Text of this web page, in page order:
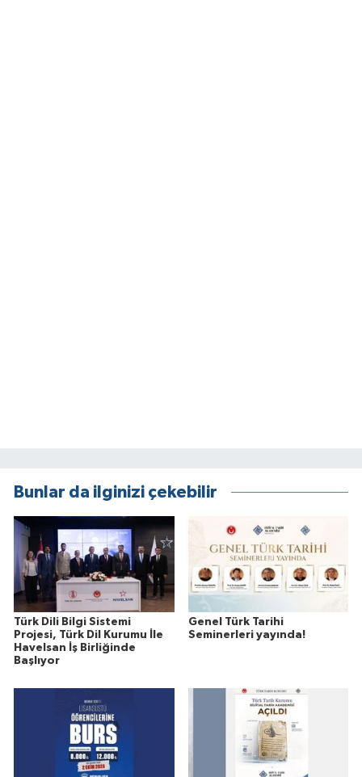
Bunlar da ilginizi çekebilir
Türk Dili Bilgi Sistemi
Projesi, Türk Dil Kurumu İle
Havelsan İş Birliğinde
Başlıyor
Genel Türk Tarihi
Seminerleri yayında!